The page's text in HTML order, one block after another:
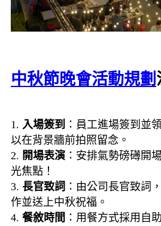
中秋節晚會活動規劃
1. 入場簽到 ：員工進場簽到並
以在背景牆前拍照留念。
2. 開場表演 ：安排氣勢磅礡開
光焦點！
3. 長官致詞 ：由公司長官致詞
作並送上中秋祝福。
4. 餐敘時間 ：用餐方式採用自